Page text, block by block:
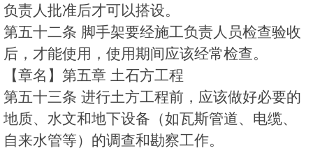
负责人批准后才可以搭设。
第五十二条 脚手架要经施工负责人员检查验收
后，才能使用，使用期间应该经常检查。
【章名】第五章 土石方工程
第五十三条 进行土方工程前，应该做好必要的
地质、水文和地下设备（如瓦斯管道、电缆、
自来水管等）的调查和勘察工作。